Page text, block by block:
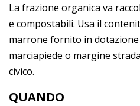
La frazione organica va
e compostabili. Usa il
marrone fornito in
marciapiede o margine
civico.
QUANDO